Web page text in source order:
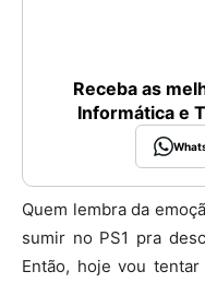
Receba as
Informática e
Quem lembra da
sumir no PS1 pra
Então, hoje vou